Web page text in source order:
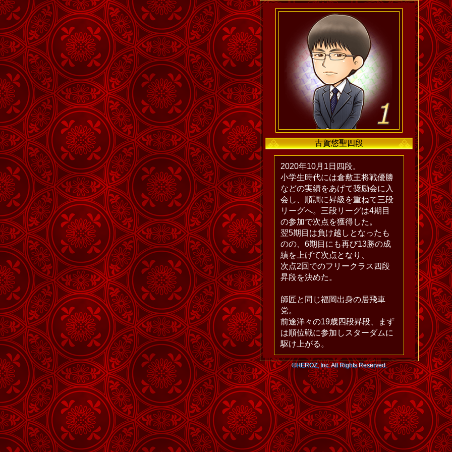
古賀悠聖四段
2020年10月1日四段。
小学生時代には倉敷王将戦優勝
などの実績をあげて奨励会に入
会し、順調に昇級を重ねて三段
リーグへ。三段リーグは4期目
の参加で次点を獲得した。
翌5期目は負け越しとなったも
のの、6期目にも再び13勝の成
績を上げて次点となり、
次点2回でのフリークラス四段
昇段を決めた。
師匠と同じ福岡出身の居飛車
党。
前途洋々の19歳四段昇段、まず
は順位戦に参加しスターダムに
駆け上がる。
©HEROZ, Inc. All Rights Reserved.